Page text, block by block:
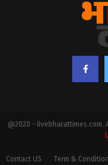
@2020 - livebharattimes.com.
Contact US Term & Condition